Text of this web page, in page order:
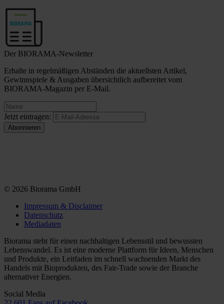
Der BIORAMA-Newsletter
Erhalte in regelmäßigen Abständen die aktuellsten Artikel,
Gewinnspiele & Ausgaben übersichtlich aufbereitet vom
BIORAMA-Magazin per E-Mail.
Jetzt eintragen:
© 2026 Biorama GmbH
Impressum & Disclaimer
Datenschutz
Mediadaten
Biorama steht für einen nachhaltigen Lebensstil und bewussten
Lebenswandel. Es ist eine moderne Plattform für Ideen, Menschen
und Produkte, ein Leitfaden im schnell wachsenden Markt des
Handels mit Bioprodukten, des Fair-Trade sowie der Branche
alternativer Energien.
Social Media